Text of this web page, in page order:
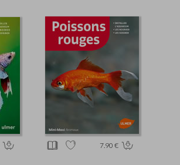
7.90 €